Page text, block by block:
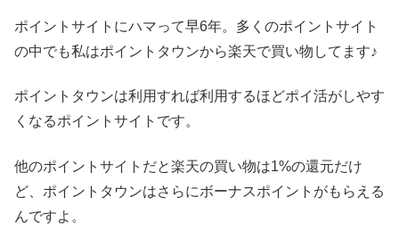
ポイントサイトにハマって早6年。多くのポイントサイト
の中でも私はポイントタウンから楽天で買い物してます♪
ポイントタウンは利用すれば利用するほどポイ活がしやす
くなるポイントサイトです。
他のポイントサイトだと楽天の買い物は1%の還元だけ
ど、ポイントタウンはさらにボーナスポイントがもらえる
んですよ。